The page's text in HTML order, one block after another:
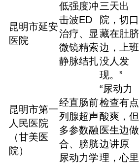
昆明市延安
医院
低强度冲
击波ED
治疗、显
微镜精索
静脉结扎
三天出
院，切口
藏在肚脐
边，上班
没人发
现。”
昆明市第一
人民医院
（甘美医
院）
经直肠前
列腺超声
多参数融
合、膀胱
尿动力学
“尿动力
检查有点
酸爽，但
医生边做
边讲原
理，心里